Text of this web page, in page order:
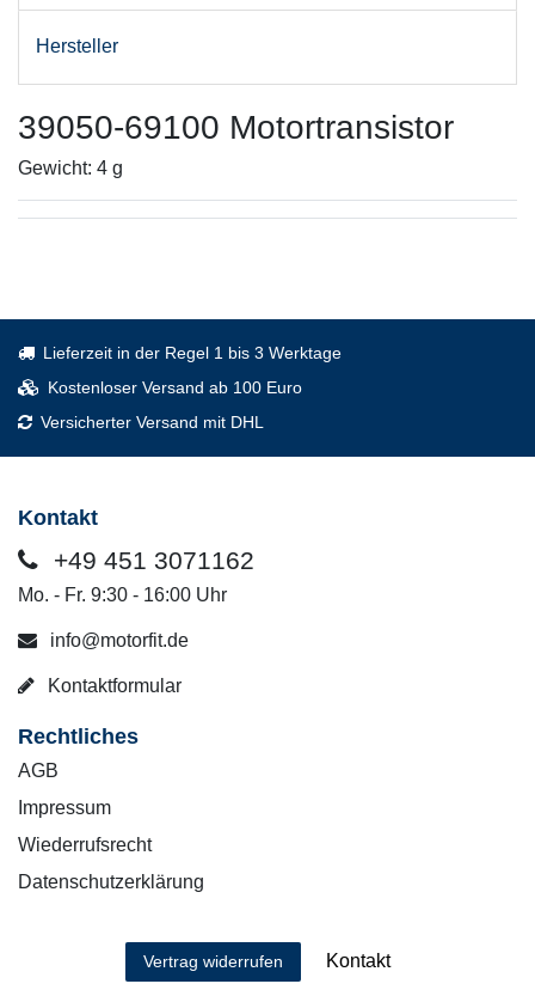
Hersteller
39050-69100 Motortransistor
Gewicht: 4 g
Lieferzeit in der Regel 1 bis 3 Werktage
Kostenloser Versand ab 100 Euro
Versicherter Versand mit DHL
Kontakt
+49 451 3071162
Mo. - Fr. 9:30 - 16:00 Uhr
info@motorfit.de
Kontaktformular
Rechtliches
AGB
Impressum
Wiederrufsrecht
Datenschutzerklärung
Vertrag widerrufen Kontakt